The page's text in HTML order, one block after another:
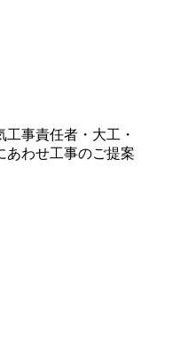
事責任者・大工・
あわせ工事のご提案